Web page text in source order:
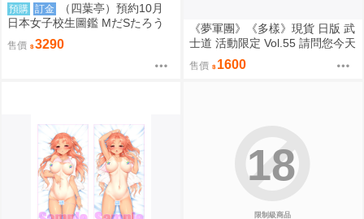
預購 訂金
（四葉亭）預約10月
日本女子校生圖鑑 MだSたろう
原畫 速水陽菜 抱枕套 0826
售價 3290
《夢軍團》《多樣》現貨 日版 武
士道 活動限定 Vol.55 請問您今天
要來點兔子嗎？ 動漫桌墊 卡墊
桐間紗路
售價 1600
限制級商品
18